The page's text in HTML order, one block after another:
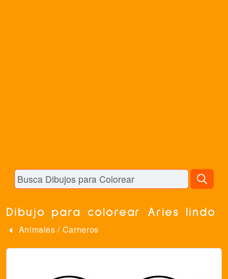
Dibujo para colorear Aries lindo
Animales / Carneros